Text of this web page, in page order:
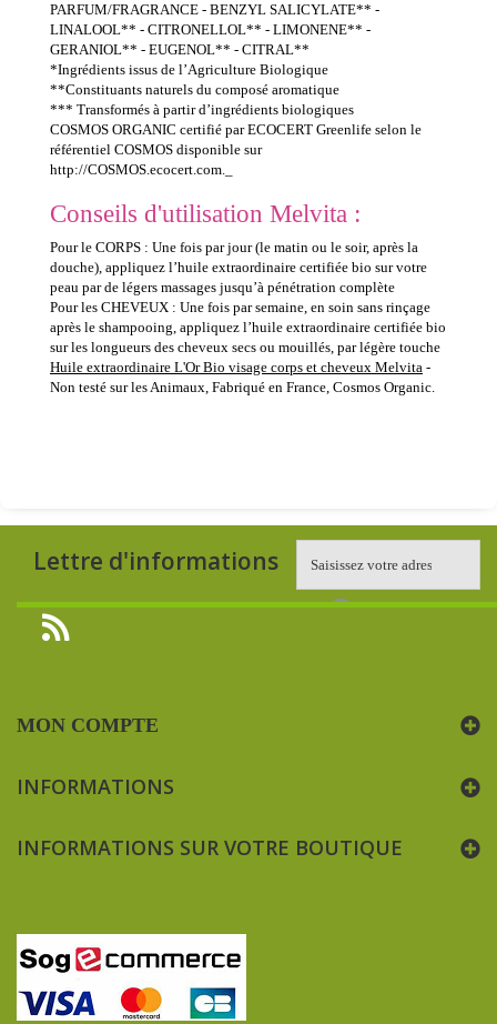
PARFUM/FRAGRANCE - BENZYL SALICYLATE** -
LINALOOL** - CITRONELLOL** - LIMONENE** -
GERANIOL** - EUGENOL** - CITRAL**
*Ingrédients issus de l’Agriculture Biologique
**Constituants naturels du composé aromatique
*** Transformés à partir d’ingrédients biologiques
COSMOS ORGANIC certifié par ECOCERT Greenlife selon le
référentiel COSMOS disponible sur
http://COSMOS.ecocert.com._
Conseils d'utilisation Melvita :
Pour le CORPS : Une fois par jour (le matin ou le soir, après la
douche), appliquez l’huile extraordinaire certifiée bio sur votre
peau par de légers massages jusqu’à pénétration complète
Pour les CHEVEUX : Une fois par semaine, en soin sans rinçage
après le shampooing, appliquez l’huile extraordinaire certifiée bio
sur les longueurs des cheveux secs ou mouillés, par légère touche
Huile extraordinaire L'Or Bio visage corps et cheveux Melvita -
Non testé sur les Animaux, Fabriqué en France, Cosmos Organic.
Lettre d'informations
MON COMPTE
INFORMATIONS
INFORMATIONS SUR VOTRE BOUTIQUE